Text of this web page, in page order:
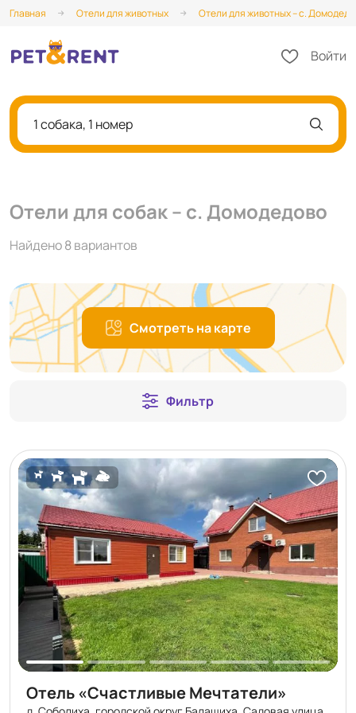
Главная Отели для животных Отели для животных – с.
Войти
1 собака, 1 номер
Отели для собак – с. Домодедово
Найдено 8 вариантов
Смотреть на карте
Фильтр
Отель «Счастливые Мечтатели»